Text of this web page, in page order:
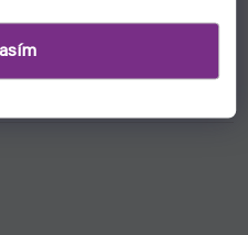
charakteristický pohyb so
svetovým rekordom